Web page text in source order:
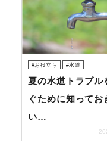
お役立ち 水道
夏の水道トラブル
ぐために知ってお
い…